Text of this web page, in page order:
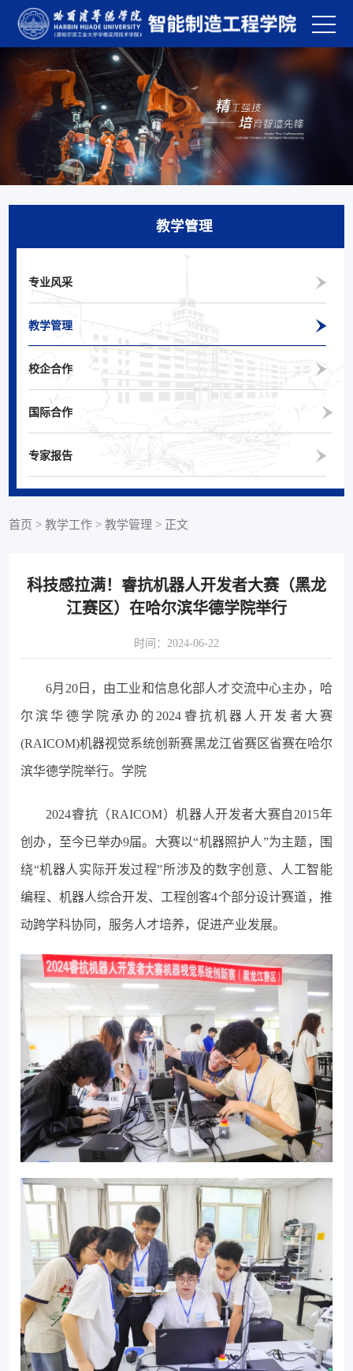
教学管理
专业风采
教学管理
校企合作
国际合作
专家报告
首页 > 教学工作 > 教学管理 > 正文
科技感拉满！睿抗机器人开发者大赛（黑龙
江赛区）在哈尔滨华德学院举行
时间：2024-06-22
6月20日，由工业和信息化部人才交流中心主办，哈
尔滨华德学院承办的2024睿抗机器人开发者大赛
(RAICOM)机器视觉系统创新赛黑龙江省赛区省赛在哈尔
滨华德学院举行。学院
2024睿抗（RAICOM）机器人开发者大赛自2015年
创办，至今已举办9届。大赛以“机器照护人”为主题，围
绕“机器人实际开发过程”所涉及的数字创意、人工智能
编程、机器人综合开发、工程创客4个部分设计赛道，推
动跨学科协同，服务人才培养，促进产业发展。